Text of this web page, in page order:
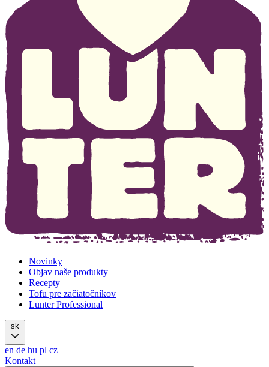
Novinky
Objav naše produkty
Recepty
Tofu pre začiatočníkov
Lunter Professional
sk
en de hu pl cz
Kontakt